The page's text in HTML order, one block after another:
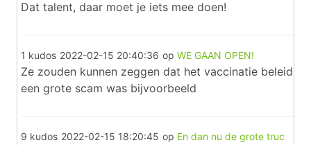
Dat talent, daar moet je iets mee doen!
1 kudos 2022-02-15 20:40:36 op WE GAAN OPEN!
Ze zouden kunnen zeggen dat het vaccinatie beleid
een grote scam was bijvoorbeeld
9 kudos 2022-02-15 18:20:45 op En dan nu de grote truc